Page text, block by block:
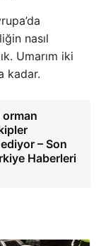
nasıl
Umarım iki
kadar.
orman
– Son
Haberleri